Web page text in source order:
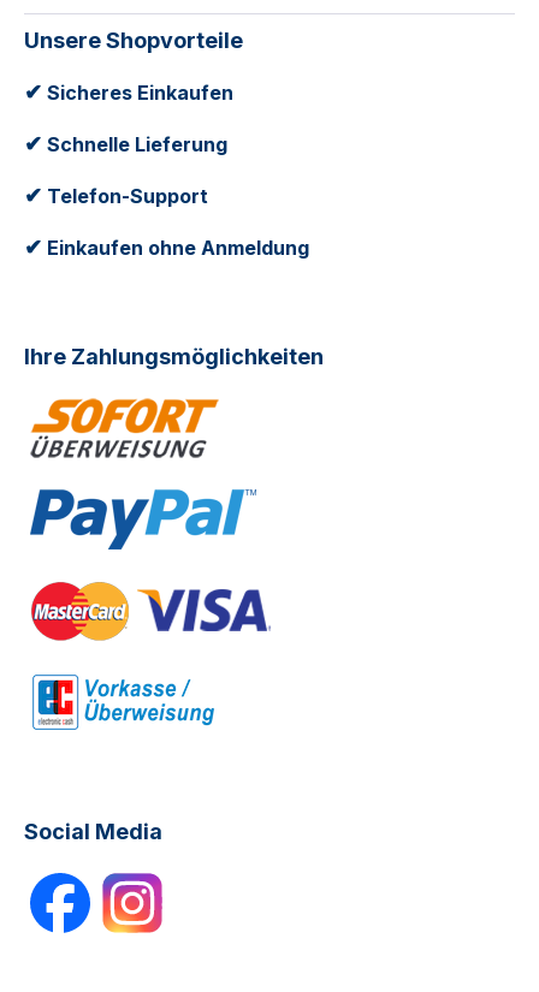
Unsere Shopvorteile
✔ Sicheres Einkaufen
✔ Schnelle Lieferung
✔ Telefon-Support
✔ Einkaufen ohne Anmeldung
Ihre Zahlungsmöglichkeiten
Social Media